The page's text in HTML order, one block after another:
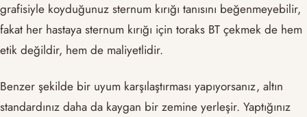
grafisiyle koyduğunuz sternum kırığı tanısını beğenmeyebilir,
fakat her hastaya sternum kırığı için toraks BT çekmek de hem
etik değildir, hem de maliyetlidir.
Benzer şekilde bir uyum karşılaştırması yapıyorsanız, altın
standardınız daha da kaygan bir zemine yerleşir. Yaptığınız